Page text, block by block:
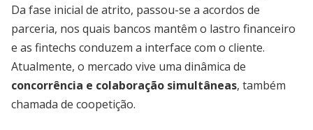
Da fase inicial de atrito, passou-se a acordos de
parceria, nos quais bancos mantêm o lastro financeiro
e as fintechs conduzem a interface com o cliente.
Atualmente, o mercado vive uma dinâmica de
concorrência e colaboração simultâneas, também
chamada de coopetição.